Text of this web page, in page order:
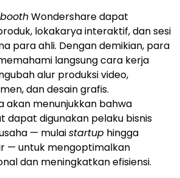
boothWondershare dapat
lokakarya interaktif, dan sesi
para ahli. Dengan demikian, para
langsung cara kerja
alur produksi video,
dan desain grafis.
akan menunjukkan bahwa
dapat digunakan pelaku bisnis
— mulaistartup hingga
— untuk mengoptimalkan
dan meningkatkan efisiensi.